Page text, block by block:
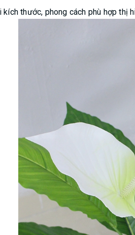
thước, phong cách phù hợp thị